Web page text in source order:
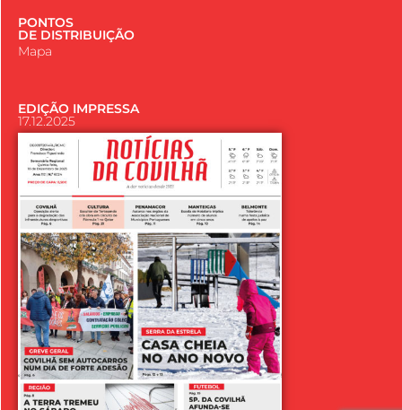
PONTOS
DE DISTRIBUIÇÃO
Mapa
EDIÇÃO IMPRESSA
17.12.2025